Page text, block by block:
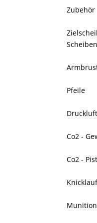
Zubehör
Pfeile
Co2 -
Co2 -
Munition